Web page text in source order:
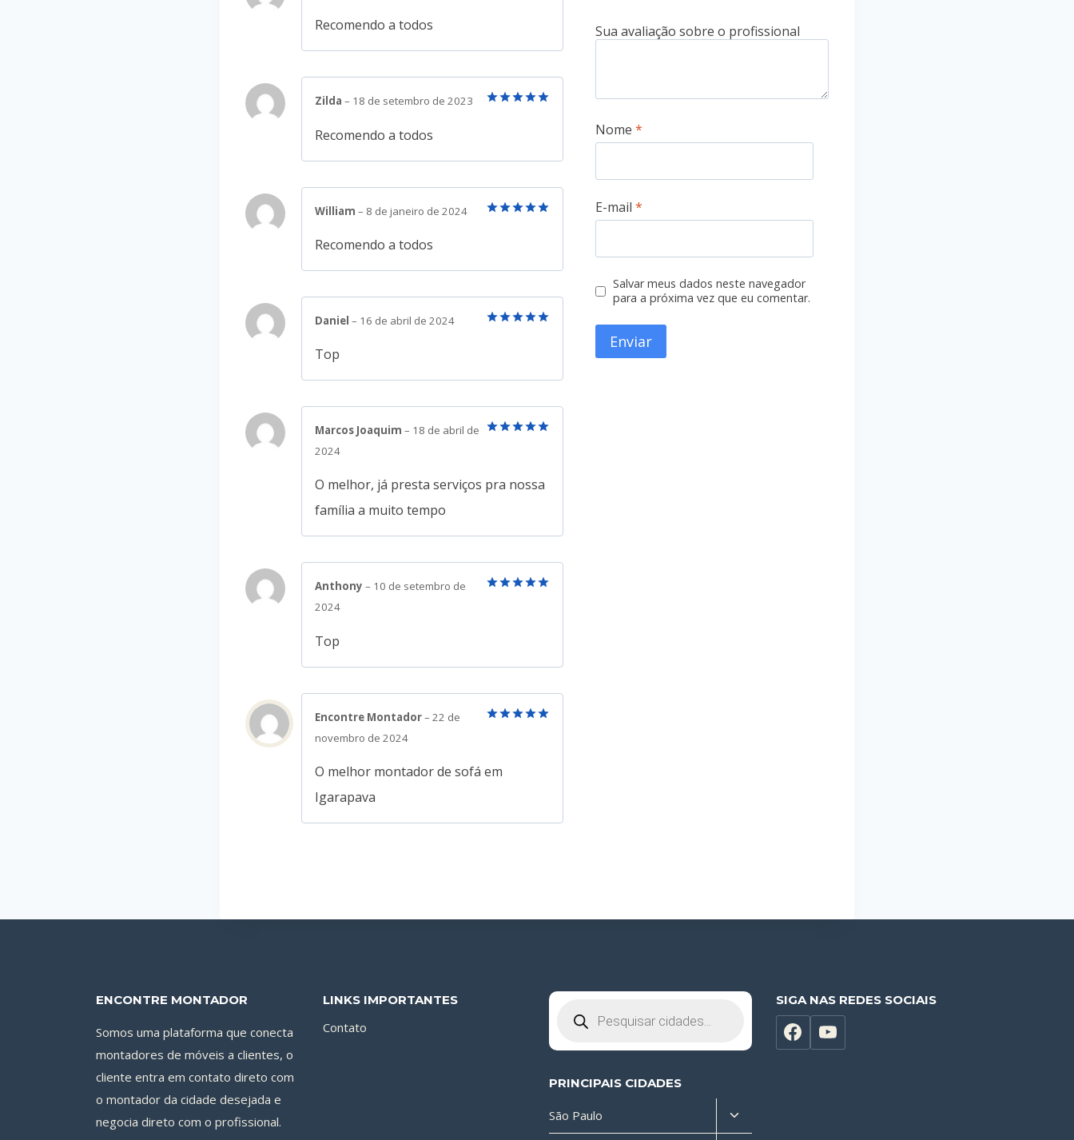
Recomendo a todos
Zilda – 18 de setembro de 2023
Recomendo a todos
William – 8 de janeiro de 2024
Recomendo a todos
Daniel – 16 de abril de 2024
Top
Marcos Joaquim – 18 de abril de
2024
O melhor, já presta serviços pra nossa
família a muito tempo
Anthony – 10 de setembro de
2024
Top
Encontre Montador– 22 de
novembro de 2024
O melhor montador de sofá em
Igarapava
Nome *
E-mail *
Salvar meus dados neste navegador
para a próxima vez que eu comentar.
ENCONTRE MONTADOR
Somos uma plataforma que conecta
montadores de móveis a clientes, o
cliente entra em contato direto com
o montador da cidade desejada e
negocia direto com o profissional.
LINKS IMPORTANTES
Contato
produtos
PRINCIPAIS CIDADES
São Paulo
Alternar
menu
SIGA NAS REDES SOCIAIS